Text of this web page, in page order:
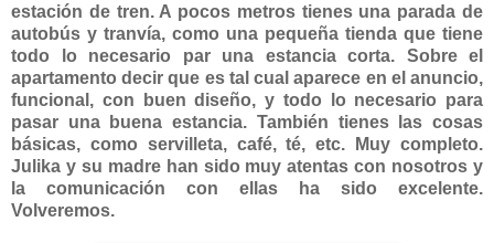
estación de tren. A pocos metros tienes una parada de
autobús y tranvía, como una pequeña tienda que tiene
todo lo necesario par una estancia corta. Sobre el
apartamento decir que es tal cual aparece en el anuncio,
funcional, con buen diseño, y todo lo necesario para
pasar una buena estancia. También tienes las cosas
básicas, como servilleta, café, té, etc. Muy completo.
Julika y su madre han sido muy atentas con nosotros y
la comunicación con ellas ha sido excelente.
Volveremos.